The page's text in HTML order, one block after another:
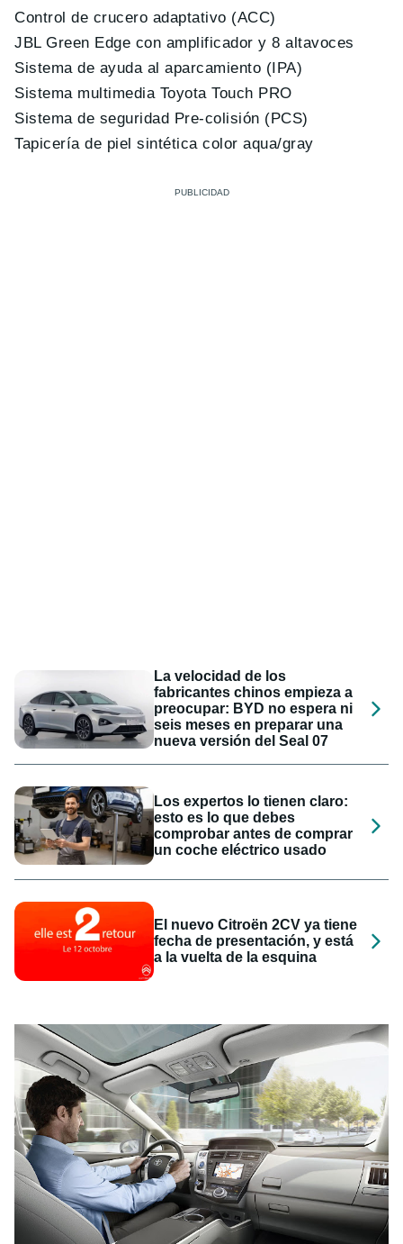
Control de crucero adaptativo (ACC)
JBL Green Edge con amplificador y 8 altavoces
Sistema de ayuda al aparcamiento (IPA)
Sistema multimedia Toyota Touch PRO
Sistema de seguridad Pre-colisión (PCS)
Tapicería de piel sintética color aqua/gray
La velocidad de los
fabricantes chinos empieza a
preocupar: BYD no espera ni
seis meses en preparar una
nueva versión del Seal 07
Los expertos lo tienen claro:
esto es lo que debes
comprobar antes de comprar
un coche eléctrico usado
El nuevo Citroën 2CV ya tiene
fecha de presentación, y está
a la vuelta de la esquina